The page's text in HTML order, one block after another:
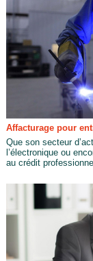
Affacturage pour
Que son secteur
l’électronique ou
au crédit